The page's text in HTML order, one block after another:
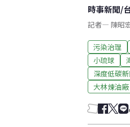
時事新聞/
記者— 陳昭
污染治理
小琉球
深度低碳
大林煉油廠